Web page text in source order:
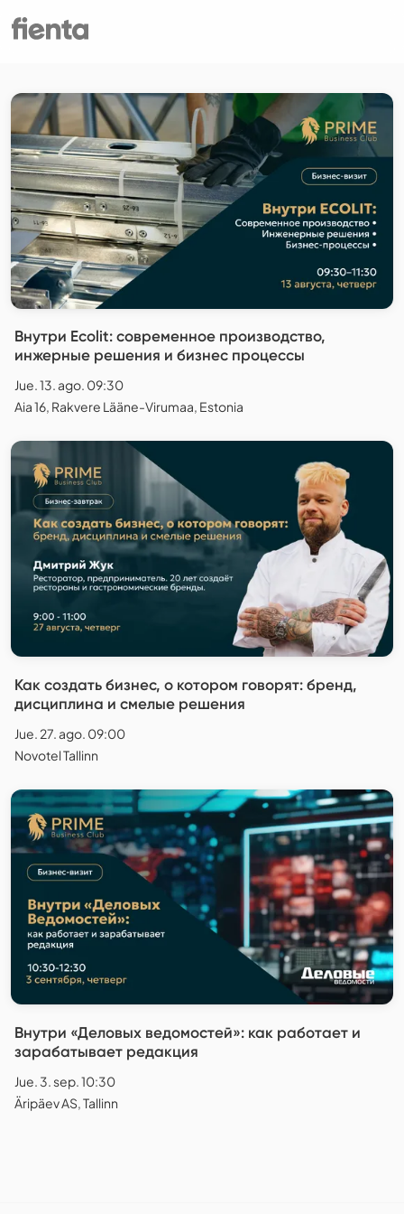
Внутри Ecolit: современное производство,
инжерные решения и бизнес процессы
Jue. 13. ago. 09:30
Aia 16, Rakvere Lääne-Virumaa, Estonia
Как создать бизнес, о котором говорят: бренд,
дисциплина и смелые решения
Jue. 27. ago. 09:00
Novotel Tallinn
Внутри «Деловых ведомостей»: как работает и
зарабатывает редакция
Jue. 3. sep. 10:30
Äripäev AS, Tallinn